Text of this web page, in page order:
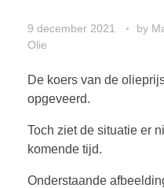
9 december 2021 by
Olie
De koers van de
opgeveerd.
Toch ziet de situatie er
komende tijd.
Onderstaande